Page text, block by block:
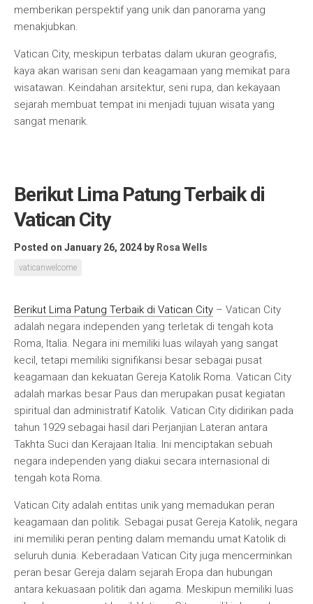
memberikan perspektif yang unik dan panorama yang
menakjubkan.
Vatican City, meskipun terbatas dalam ukuran geografis,
kaya akan warisan seni dan keagamaan yang memikat para
wisatawan. Keindahan arsitektur, seni rupa, dan kekayaan
sejarah membuat tempat ini menjadi tujuan wisata yang
sangat menarik.
Berikut Lima Patung Terbaik di
Vatican City
Posted on January 26, 2024 by Rosa Wells
vaticanwelcome
Berikut Lima Patung Terbaik di Vatican City – Vatican City
adalah negara independen yang terletak di tengah kota
Roma, Italia. Negara ini memiliki luas wilayah yang sangat
kecil, tetapi memiliki signifikansi besar sebagai pusat
keagamaan dan kekuatan Gereja Katolik Roma. Vatican City
adalah markas besar Paus dan merupakan pusat kegiatan
spiritual dan administratif Katolik. Vatican City didirikan pada
tahun 1929 sebagai hasil dari Perjanjian Lateran antara
Takhta Suci dan Kerajaan Italia. Ini menciptakan sebuah
negara independen yang diakui secara internasional di
tengah kota Roma.
Vatican City adalah entitas unik yang memadukan peran
keagamaan dan politik. Sebagai pusat Gereja Katolik, negara
ini memiliki peran penting dalam memandu umat Katolik di
seluruh dunia. Keberadaan Vatican City juga mencerminkan
peran besar Gereja dalam sejarah Eropa dan hubungan
antara kekuasaan politik dan agama. Meskipun memiliki luas